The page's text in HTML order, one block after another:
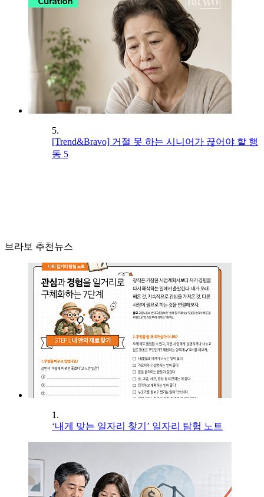
5.
[Trend&Bravo] 거절 못 하는 시니어가 끊어야 할 행
동 5
브라보 추천뉴스
1.
‘내게 맞는 일자리 찾기’ 일자리 탐험 노트